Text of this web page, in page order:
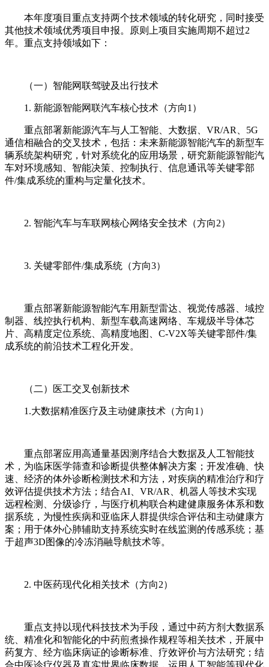
本年度项目重点支持两个技术领域的转化研究，同时接受
其他技术领域优秀项目申报。原则上项目实施周期不超过2
年。重点支持领域如下：
（一）智能网联驾驶及出行技术
1. 新能源智能网联汽车核心技术（方向1）
重点部署新能源汽车与人工智能、大数据、VR/AR、5G
通信相融合的交叉技术，包括：未来新能源智能汽车的新型车
辆系统架构研究，针对系统化的应用场景，研究新能源智能汽
车对环境感知、智能决策、控制执行、信息通讯等关键零部
件/集成系统的重构与定量化技术。
2. 智能汽车与车联网核心网络安全技术（方向2）
3. 关键零部件/集成系统（方向3）
重点部署新能源智能汽车用新型雷达、视觉传感器、域控
制器、线控执行机构、新型车载高速网络、车规级半导体芯
片、高精度定位系统、高精度地图、C-V2X等关键零部件/集
成系统的前沿技术工程化开发。
（二）医工交叉创新技术
1.大数据精准医疗及主动健康技术（方向1）
重点部署应用高通量基因测序结合大数据及人工智能技
术，为临床医学筛查和诊断提供整体解决方案；开发准确、快
速、经济的体外诊断检测技术和方法，对疾病的精准治疗和疗
效评估提供技术方法；结合AI、VR/AR、机器人等技术实现
远程检测、分级诊疗，与医疗机构联合构建健康服务体系和数
据系统，为慢性疾病和亚临床人群提供综合评估和主动健康方
案；用于体外心肺辅助支持系统实时在线监测的传感系统；基
于超声3D图像的冷冻消融导航技术等。
2. 中医药现代化相关技术（方向2）
重点支持以现代科技技术为手段，通过中药方剂大数据系
统、精准化和智能化的中药煎煮操作规程等相关技术，开展中
药复方、经方临床病证的诊断标准、疗效评价与方法研究；结